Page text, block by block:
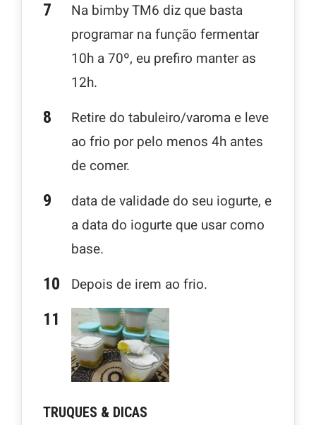
Na bimby TM6 diz que basta
programar na função fermentar
10h a 70º, eu prefiro manter as
12h.
Retire do tabuleiro/varoma e leve
ao frio por pelo menos 4h antes
de comer.
data de validade do seu iogurte, e
a data do iogurte que usar como
base.
Depois de irem ao frio.
TRUQUES & DICAS